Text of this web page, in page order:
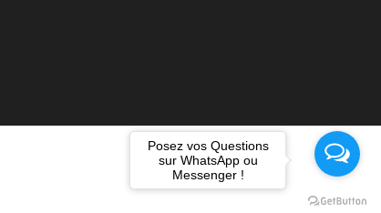
Posez vos Questions
sur WhatsApp ou
Messenger !